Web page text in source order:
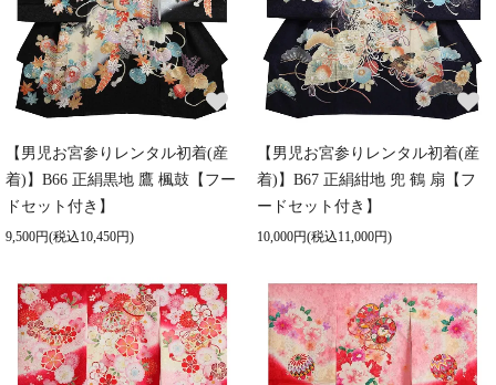
【男児お宮参りレンタル初着(産
着)】B66 正絹黒地 鷹 楓鼓【フー
ドセット付き】
9,500円(税込10,450円)
【男児お宮参りレンタル初着(産
着)】B67 正絹紺地 兜 鶴 扇【フ
ードセット付き】
10,000円(税込11,000円)